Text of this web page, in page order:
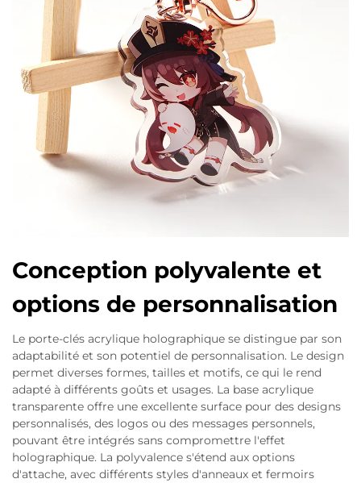
Conception polyvalente et
options de personnalisation
Le porte-clés acrylique holographique se distingue par son
adaptabilité et son potentiel de personnalisation. Le design
permet diverses formes, tailles et motifs, ce qui le rend
adapté à différents goûts et usages. La base acrylique
transparente offre une excellente surface pour des designs
personnalisés, des logos ou des messages personnels,
pouvant être intégrés sans compromettre l'effet
holographique. La polyvalence s'étend aux options
d'attache, avec différents styles d'anneaux et fermoirs